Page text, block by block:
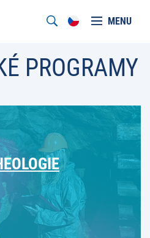
MENU
PROGRAMY